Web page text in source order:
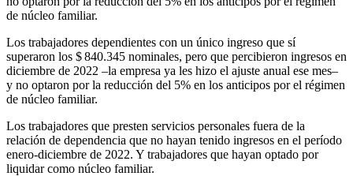
de núcleo familiar.
Los trabajadores dependientes con un único ingreso que sí
superaron los $ 840.345 nominales, pero que percibieron ingresos en
diciembre de 2022 –la empresa ya les hizo el ajuste anual ese mes–
y no optaron por la reducción del 5% en los anticipos por el régimen
de núcleo familiar.
Los trabajadores que presten servicios personales fuera de la
relación de dependencia que no hayan tenido ingresos en el período
enero-diciembre de 2022. Y trabajadores que hayan optado por
liquidar como núcleo familiar.